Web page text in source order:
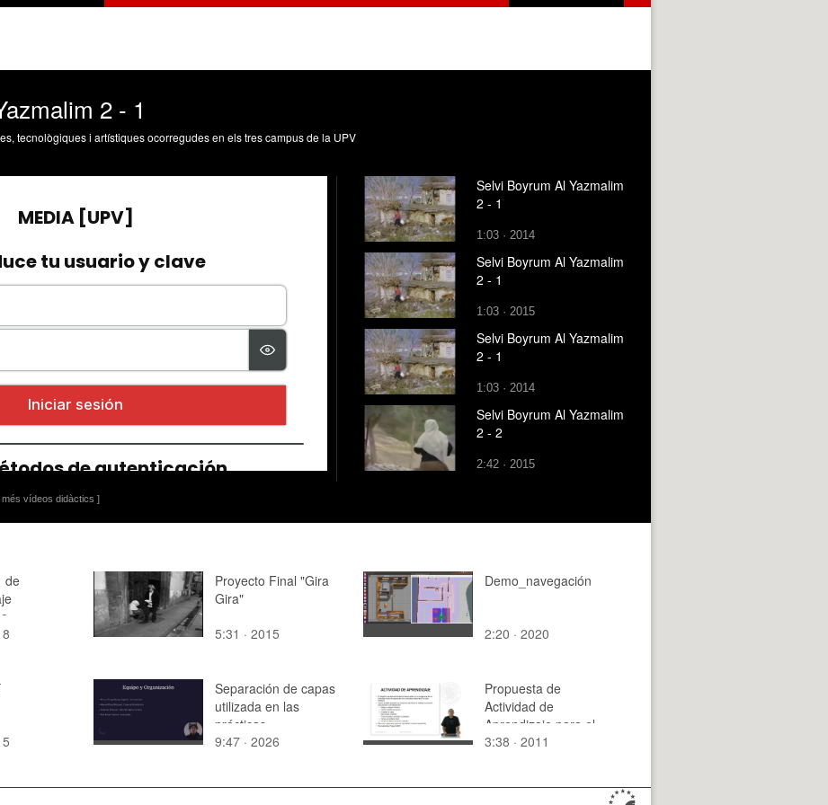
2 - 1
tecnològiques i artístiques ocorregudes en els tres campus de la UPV
més vídeos didàctics ]
Selvi Boyrum Al Yazmalim
2 - 1
1:03 · 2014
Selvi Boyrum Al Yazmalim
2 - 1
1:03 · 2015
Selvi Boyrum Al Yazmalim
2 - 1
1:03 · 2014
Selvi Boyrum Al Yazmalim
2 - 2
2:42 · 2015
de
Proyecto Final "Gira
Gira"
5:31 · 2015
Demo_navegación
2:20 · 2020
Separación de capas
utilizada en las
prácticas
9:47 · 2026
Propuesta de
Actividad de
Aprendizaje para el
Módulo
3:38 · 2011